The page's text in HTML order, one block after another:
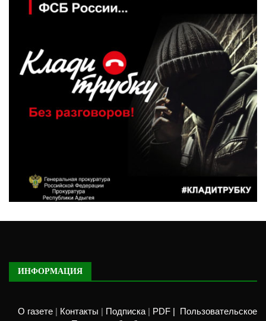
ИНФОРМАЦИЯ
О газете Контакты Подписка PDF |
Пользовательское